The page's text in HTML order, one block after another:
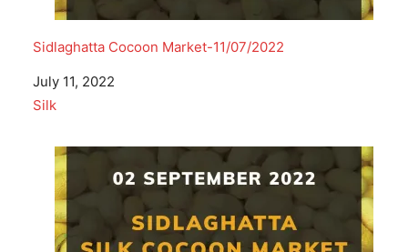
Sidlaghatta Cocoon Market-11/07/2022
Date
July 11, 2022
In relation to
Silk